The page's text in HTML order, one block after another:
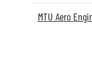
MTU Aero